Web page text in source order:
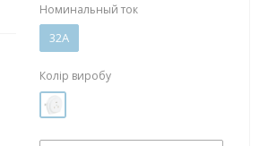
Номинальный ток
32А
Колір виробу